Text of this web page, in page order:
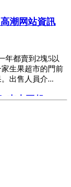
潮网站資訊
年都賣到2塊5以
家生果超市的門前
出售人員介...
東山再起
蒜你狠再度回
上漲三成...